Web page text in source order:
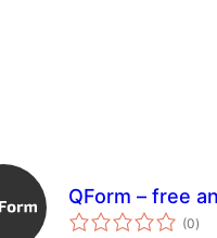
QForm – free
(0total
de
)